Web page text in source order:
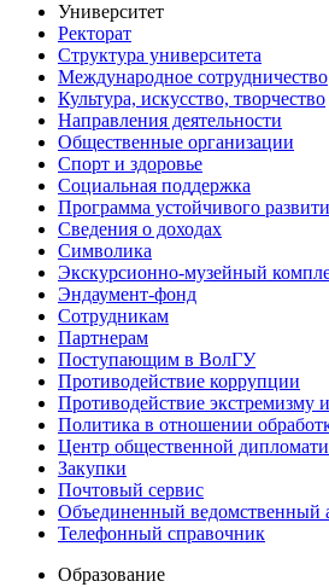
Университет
Ректорат
Структура университета
Международное сотрудничество
Культура, искусство, творчество
Направления деятельности
Общественные организации
Спорт и здоровье
Социальная поддержка
Программа устойчивого
Сведения о доходах
Символика
Экскурсионно-музейный
Эндаумент-фонд
Сотрудникам
Партнерам
Поступающим в ВолГУ
Противодействие коррупции
Противодействие экстремизму
Политика в отношении
Центр общественной
Закупки
Почтовый сервис
Объединенный ведомственный
Телефонный справочник
Образование